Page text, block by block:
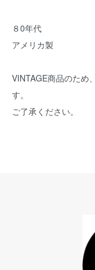
８0年代
アメリカ製
VINTAGE商品のため
す。
ご了承ください。